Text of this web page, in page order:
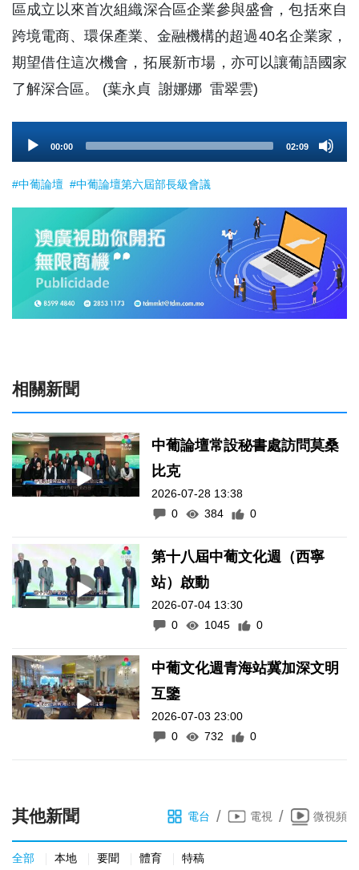
區成立以來首次組織深合區企業參與盛會，包括來自
跨境電商、環保產業、金融機構的超過40名企業家，
期望借住這次機會，拓展新市場，亦可以讓葡語國家
了解深合區。 (葉永貞 謝娜娜 雷翠雲)
Player
00:00 02:09
#中葡論壇 #中葡論壇第六屆部長級會議
相關新聞
中葡論壇常設秘書處訪問莫桑
比克
2026-07-28 13:38
0
384 0
第十八屆中葡文化週（西寧
站）啟動
2026-07-04 13:30
0
1045 0
中葡文化週青海站冀加深文明
互鑒
2026-07-03 23:00
0
732 0
其他新聞 電台 / 電視 / 微視頻
全部 本地 要聞 體育 特稿